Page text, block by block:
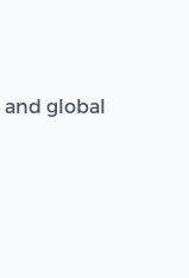
and global